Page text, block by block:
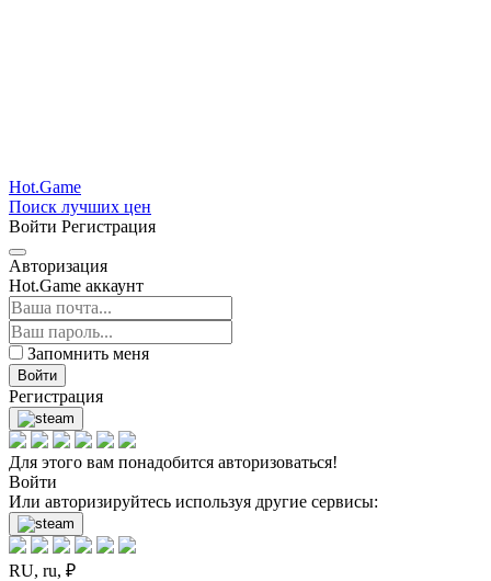
Hot.Game
Поиск лучших цен
Войти Регистрация
Авторизация
Hot.Game аккаунт
Запомнить меня
Войти
Регистрация
Для этого вам понадобится авторизоваться!
Войти
Или авторизируйтесь используя другие сервисы:
RU, ru, ₽